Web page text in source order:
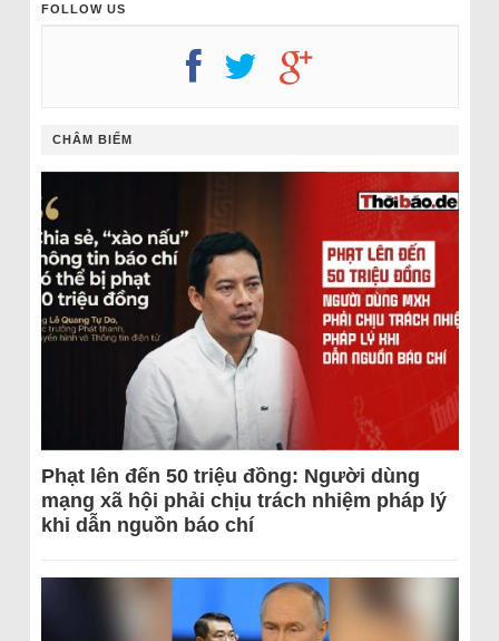
FOLLOW US
CHÂM BIẾM
Phạt lên đến 50 triệu đồng: Người dùng
mạng xã hội phải chịu trách nhiệm pháp lý
khi dẫn nguồn báo chí